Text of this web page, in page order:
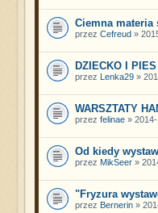
Ciemna materia
przez Cefreud»
DZIECKO I PIES
przez Lenka29»
WARSZTATY
przez felinae» 2014-
Od kiedy
przez MikSeer»
"Fryzura
przez Bernerin»